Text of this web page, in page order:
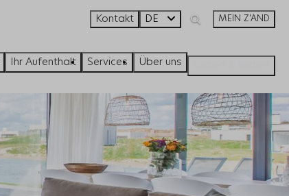
Kontakt DE MEIN Z'AND
Ihr Aufenthalt Services Über uns